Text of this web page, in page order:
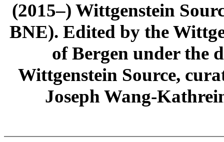
(2015–) Wittgenstein
BNE). Edited by the
of Bergen under the
Wittgenstein Source,
Joseph Wang-